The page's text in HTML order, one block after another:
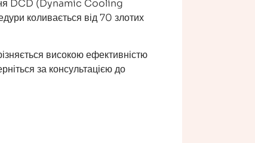
DCD (Dynamic Cooling
коливається від 70 злотих
високою ефективністю
за консультацією до